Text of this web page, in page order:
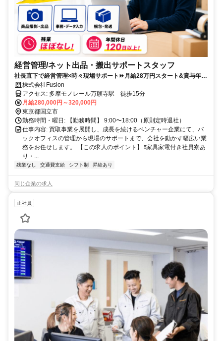
経営管理/ネット出品・搬出サポートスタッフ
社長直下で経営管理×時々現場サポート⏩️月給28万円スタート&賞与年1
回⏪️ベンチャーの成長フェーズで市場価値を高められます
株式会社Fusion
アクセス: 多摩モノレール万願寺駅 徒歩15分
月給280,000円～320,000円
東京都国立市
勤務時間・曜日: 【勤務時間】 9:00〜18:00（原則定時退社）
仕事内容: 買取事業を展開し、成長を続けるベンチャー企業にて、バ
ックオフィスの管理から現場のサポートまで、会社を動かす幅広い業
務をお任せします。 【この求人のポイント】 ❗家具家電付き社員寮あ
り・...
残業なし 交通費支給 シフト制 昇給あり
同じ企業の求人
正社員